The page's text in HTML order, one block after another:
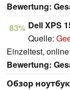
Bewertung:
83% Dell XPS
Quelle:
Einzeltest,
Bewertung:
Обзор